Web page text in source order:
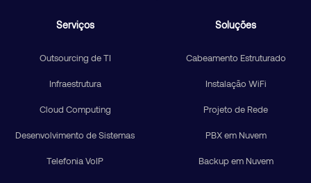
Serviços
Outsourcing de TI
Infraestrutura
Cloud Computing
Desenvolvimento de Sistemas
Telefonia VoIP
Soluções
Cabeamento Estruturado
Instalação WiFi
Projeto de Rede
PBX em Nuvem
Backup em Nuvem